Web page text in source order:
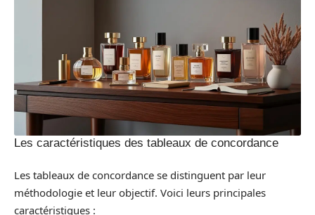
Les caractéristiques des tableaux de concordance
Les tableaux de concordance se distinguent par leur
méthodologie et leur objectif. Voici leurs principales
caractéristiques :